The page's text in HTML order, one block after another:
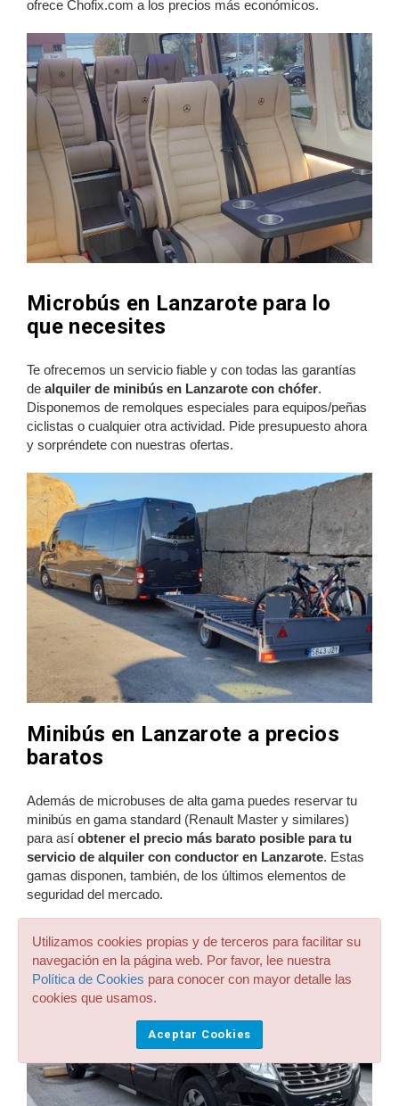
ofrece Chofix.com a los precios más económicos.
Microbús en Lanzarote para lo
que necesites
Te ofrecemos un servicio fiable y con todas las garantías
de alquiler de minibús en Lanzarote con chófer.
Disponemos de remolques especiales para equipos/peñas
ciclistas o cualquier otra actividad. Pide presupuesto ahora
y sorpréndete con nuestras ofertas.
Minibús en Lanzarote a precios
baratos
Además de microbuses de alta gama puedes reservar tu
minibús en gama standard (Renault Master y similares)
para así obtener el precio más barato posible para tu
servicio de alquiler con conductor en Lanzarote. Estas
gamas disponen, también, de los últimos elementos de
seguridad del mercado.
Utilizamos cookies propias y de terceros para facilitar su
navegación en la página web. Por favor, lee nuestra
Política de Cookies para conocer con mayor detalle las
cookies que usamos.
Aceptar Cookies